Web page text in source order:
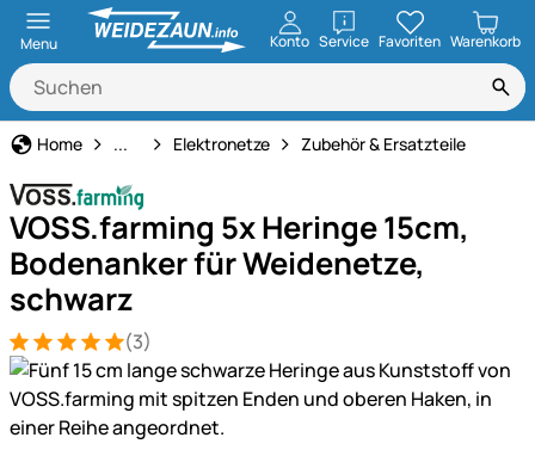
Menu Konto ServiceöffnenFavoriten Warenkorb
Home Weidezaun
... Elektronetze Zubehör & Ersatzteile
VOSS.farming 5x Heringe 15cm,
Bodenanker für Weidenetze,
schwarz
Bewertung: 5 von 5 (3 Bewertungen)
3 Bewertungen
(3)
Produktgalerie